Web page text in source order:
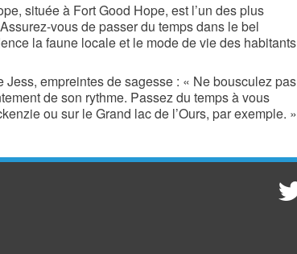
située à Fort Good Hope, est l’un des plus
vous de passer du temps dans le bel
la faune locale et le mode de vie des habitants
empreintes de sagesse : « Ne bousculez pas
de son rythme. Passez du temps à vous
ou sur le Grand lac de l’Ours, par exemple. »